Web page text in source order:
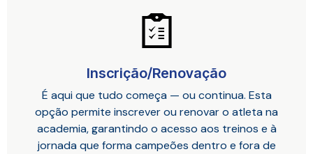
Inscrição/Renovação
É aqui que tudo começa — ou continua. Esta
opção permite inscrever ou renovar o atleta na
academia, garantindo o acesso aos treinos e à
jornada que forma campeões dentro e fora de